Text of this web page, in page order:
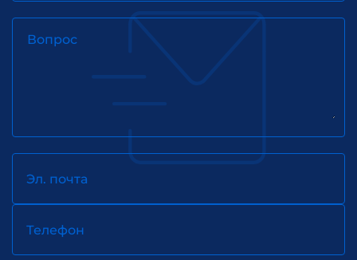
Вопрос
Эл. почта
Телефон